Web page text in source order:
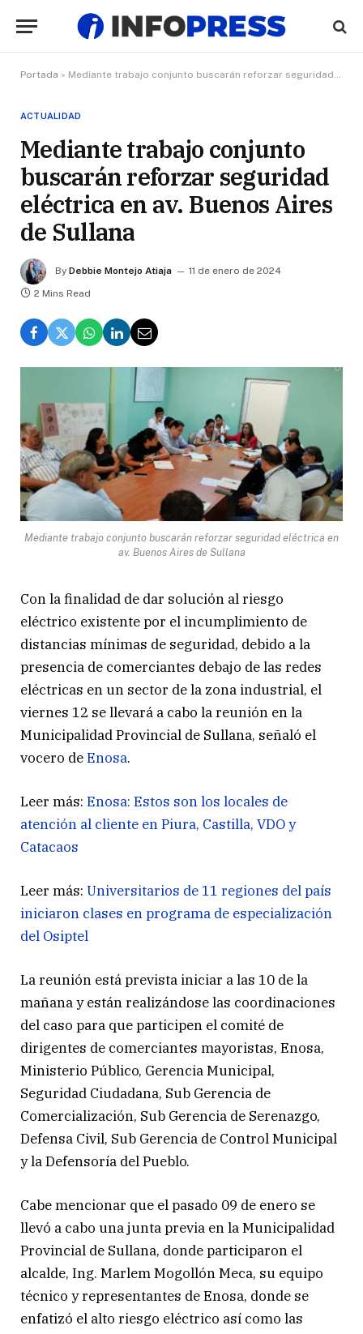
Portada » Mediante trabajo conjunto buscarán reforzar seguridad eléctrica en av. Buenos Aires de Sullana
ACTUALIDAD
Mediante trabajo conjunto
buscarán reforzar seguridad
eléctrica en av. Buenos Aires
de Sullana
By Debbie Montejo Atiaja
11 de enero de 2024
2 Mins Read
Mediante trabajo conjunto buscarán reforzar seguridad eléctrica en
av. Buenos Aires de Sullana
Con la finalidad de dar solución al riesgo
eléctrico existente por el incumplimiento de
distancias mínimas de seguridad, debido a la
presencia de comerciantes debajo de las redes
eléctricas en un sector de la zona industrial, el
viernes 12 se llevará a cabo la reunión en la
Municipalidad Provincial de Sullana, señaló el
vocero deEnosa.
Leer más: Enosa: Estos son los locales de
atención al cliente en Piura, Castilla, VDO y
Catacaos
Leer más: Universitarios de 11 regiones del país
iniciaron clases en programa de especialización
del Osiptel
La reunión está prevista iniciar a las 10 de la
mañana y están realizándose las coordinaciones
del caso para que participen el comité de
dirigentes de comerciantes mayoristas, Enosa,
Ministerio Público, Gerencia Municipal,
Seguridad Ciudadana, Sub Gerencia de
Comercialización, Sub Gerencia de Serenazgo,
Defensa Civil, Sub Gerencia de Control Municipal
y la Defensoría del Pueblo.
Cabe mencionar que el pasado 09 de enero se
llevó a cabo una junta previa en la Municipalidad
Provincial de Sullana, donde participaron el
alcalde, Ing. Marlem Mogollón Meca, su equipo
técnico y representantes de Enosa, donde se
enfatizó el alto riesgo eléctrico así como las